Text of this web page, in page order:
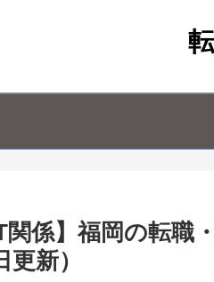
関係】福岡の転職
更新）